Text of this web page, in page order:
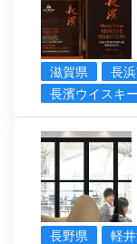
滋賀県
長
長濱ウイスキー
長野県
軽